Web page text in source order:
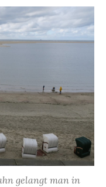
gelangt man in